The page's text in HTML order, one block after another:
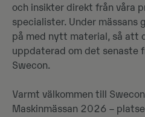
och insikter direkt från våra
specialister. Under mässans
på med nytt material, så att
uppdaterad om det senaste
Swecon.
Varmt välkommen till
Maskinmässan 2026 –